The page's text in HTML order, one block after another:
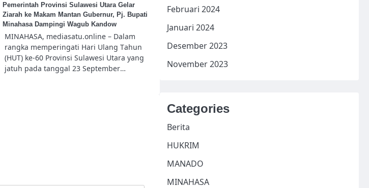
Pemerintah Provinsi Sulawesi Utara Gelar
Ziarah ke Makam Mantan Gubernur, Pj. Bupati
Minahasa Dampingi Wagub Kandow
MINAHASA, mediasatu.online – Dalam
rangka memperingati Hari Ulang Tahun
(HUT) ke-60 Provinsi Sulawesi Utara yang
jatuh pada tanggal 23 September…
Februari 2024
Januari 2024
Desember 2023
November 2023
Categories
Berita
HUKRIM
MANADO
MINAHASA